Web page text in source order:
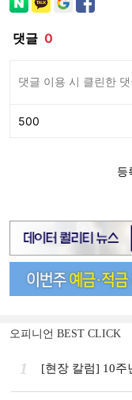
오피니언 BEST CLICK
1 [현장 칼럼] 10주